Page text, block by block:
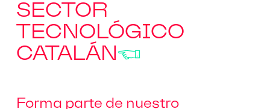
SECTOR
TECNOLÓGICO
CATALÁNz
Forma parte de nuestro